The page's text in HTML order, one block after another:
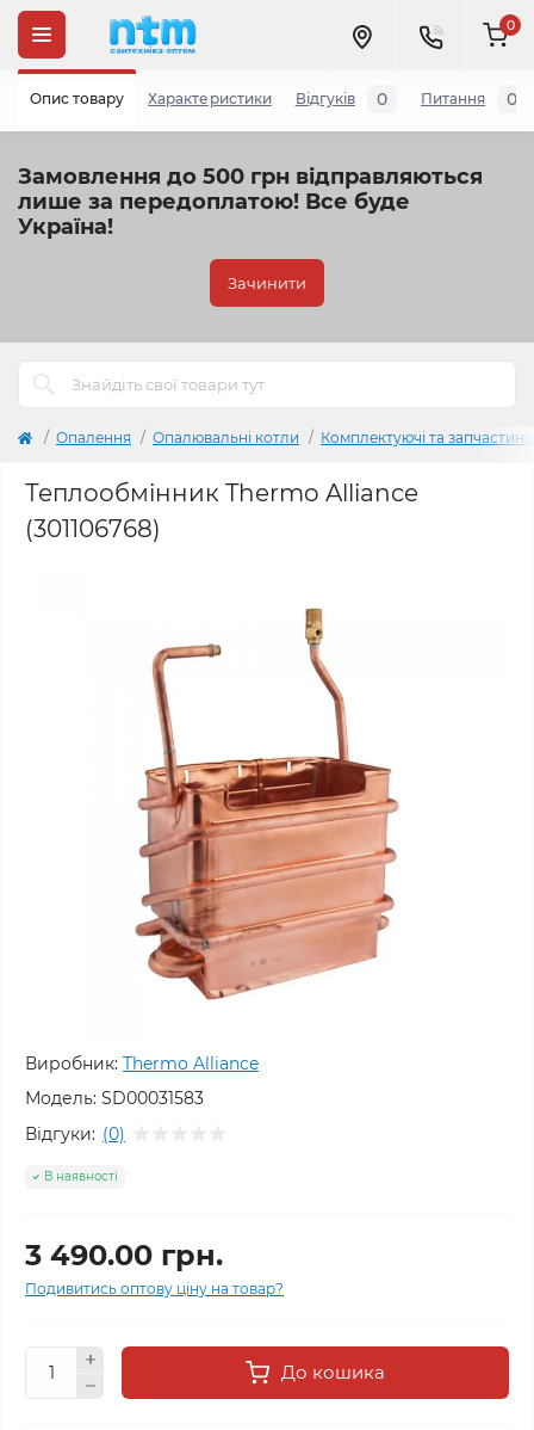
Замовлення до 500 грн відправляються
лише за передоплатою! Все буде
Україна!
Зачинити
0
Опалення Опалювальні котли Комплектуючі та
Теплообмінник Thermo Alliance
(301106768)
Виробник: Thermo Alliance
Модель: SD00031583
Відгуки: (0)
В наявності
3 490.00 грн.
Подивитись оптову ціну на товар?
До кошика
Опис товару Характеристики Відгуків 0 Питання 0